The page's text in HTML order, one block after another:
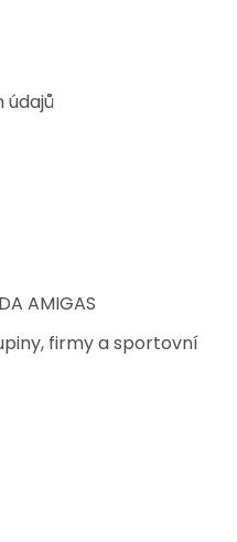
údajů
AMIGAS
firmy a sportovní